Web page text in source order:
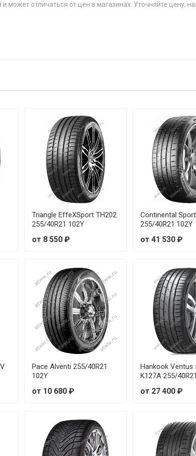
и может отличаться от цен в магазинах. Уточняйте цену,
Triangle EffeXSport TH202
255/40R21 102Y
от 8 550 ₽
Continental
255/40R21 102Y
от 41 530 ₽
Pace Alventi 255/40R21
102Y
от 10 680 ₽
Hankook Ventus
K127A 255/
от 27 400 ₽